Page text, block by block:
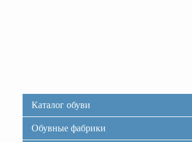
Каталог обуви
Обувные фабрики